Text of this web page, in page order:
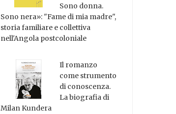
Sono donna.
Sono nera»: "Fame di mia madre",
storia familiare e collettiva
nell'Angola postcoloniale
Il romanzo
come strumento
di conoscenza.
La biografia di
Milan Kundera